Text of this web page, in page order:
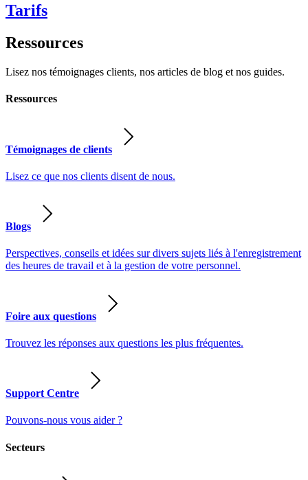
Tarifs
Ressources
Lisez nos témoignages clients, nos articles de blog et nos guides.
Ressources
Témoignages de clients
Lisez ce que nos clients disent de nous.
Blogs
Perspectives, conseils et idées sur divers sujets liés à l'enregistrement
des heures de travail et à la gestion de votre personnel.
Foire aux questions
Trouvez les réponses aux questions les plus fréquentes.
Support Centre
Pouvons-nous vous aider ?
Secteurs